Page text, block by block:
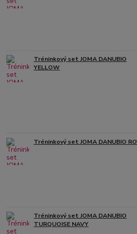
Tréninkový set JOMA DANUBIO
YELLOW
Tréninkový set JOMA DANUBIO
Tréninkový set JOMA DANUBIO
TURQUOISE NAVY